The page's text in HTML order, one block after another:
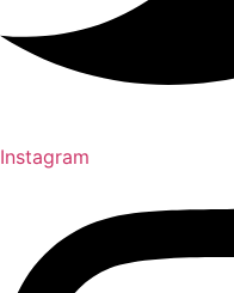
Instagram